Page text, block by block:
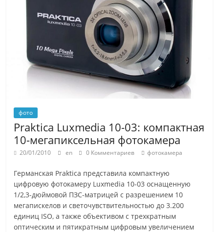
фото
Praktica Luxmedia 10-03: компактная
10-мегапиксельная фотокамера
20/01/2010 en 0 Комментариев фотокамера
Германская Praktica представила компактную
цифровую фотокамеру Luxmedia 10-03 оснащенную
1/2,3-дюймовой ПЗС-матрицей с разрешением 10
мегапискелов и светочувствительностью до 3.200
единиц ISO, а также объективом с трехкратным
оптическим и пятикратным цифровым увеличением